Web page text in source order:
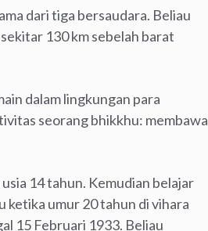
dari tiga bersaudara. Beliau
130 km sebelah barat
dalam lingkungan para
seorang bhikkhu: membawa
14 tahun. Kemudian belajar
ketika umur 20 tahun di vihara
15 Februari 1933. Beliau